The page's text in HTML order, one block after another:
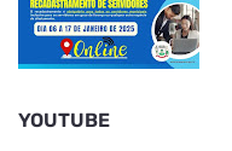
YOUTUBE